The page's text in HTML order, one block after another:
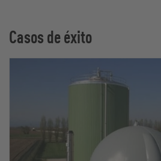
Casos de éxito